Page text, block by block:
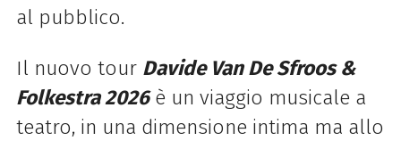
al pubblico.
Il nuovo tour Davide Van De Sfroos&
Folkestra 2026è un viaggio musicale a
teatro, in una dimensione intima ma allo